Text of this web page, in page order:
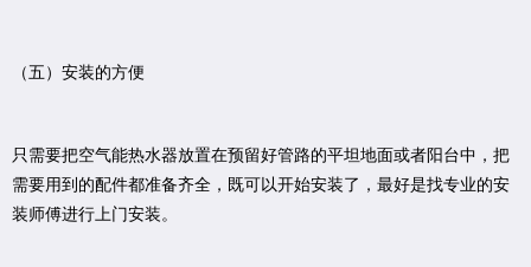
（五）安装的方便
只需要把空气能热水器放置在预留好管路的平坦地面或者阳台中，把
需要用到的配件都准备齐全，既可以开始安装了，最好是找专业的安
装师傅进行上门安装。